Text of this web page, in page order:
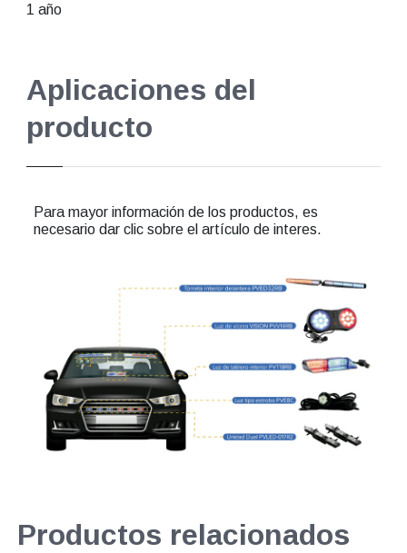
1 año
Aplicaciones del
producto
Para mayor información de los productos, es
necesario dar clic sobre el artículo de interes.
Productos relacionados